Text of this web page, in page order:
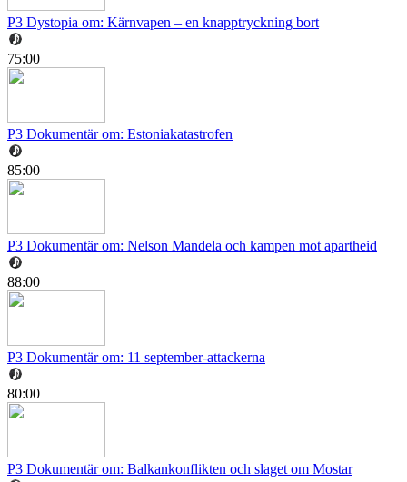
P3 Dystopia om: Kärnvapen – en knapptryckning bort
75:00
P3 Dokumentär om: Estoniakatastrofen
85:00
P3 Dokumentär om: Nelson Mandela och kampen mot apartheid
88:00
P3 Dokumentär om: 11 september-attackerna
80:00
P3 Dokumentär om: Balkankonflikten och slaget om Mostar